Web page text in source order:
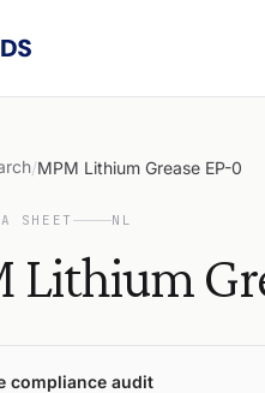
/MPM Lithium Grease EP-0
SHEET NL
Lithium
compliance audit